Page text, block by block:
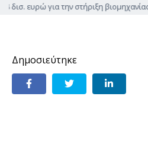
ευρώ για την στήριξη
Δημοσιεύτηκε